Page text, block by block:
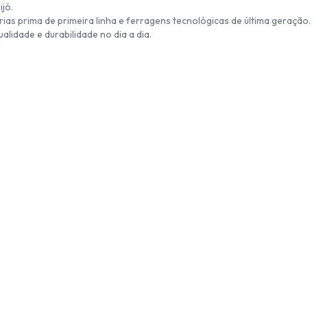
prima de primeira linha e ferragens tecnológicas de última geração.
e durabilidade no dia a dia.